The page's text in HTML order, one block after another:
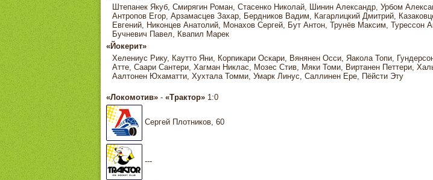
Штепанек Якуб, Смирягин Роман, Стасенко Николай, Шинин Александр, Урбом
Антропов Егор, Арзамасцев Захар, Бердников Вадим, Кагарлицкий Дмитрий,
Евгений, Никонцев Анатолий, Монахов Сергей, Бут Антон, Трунёв Максим, Турессон
Бучневич Павел, Квапил Марек
«Йокерит»
Хелениус Рику, Каутто Яни, Корпикари Оскари, Вянянен Осси, Яакола Топи,
Атте, Саари Сантери, Хагман Никлас, Мозес Стив, Мяки Томи, Виртанен Петтери,
Аалтонен Юхаматти, Хухтала Томми, Умарк Линус, Саллинен Ере, Пёйсти Эту
«Локомотив»- «Трактор»1:0
Сергей Плотников, 60
---